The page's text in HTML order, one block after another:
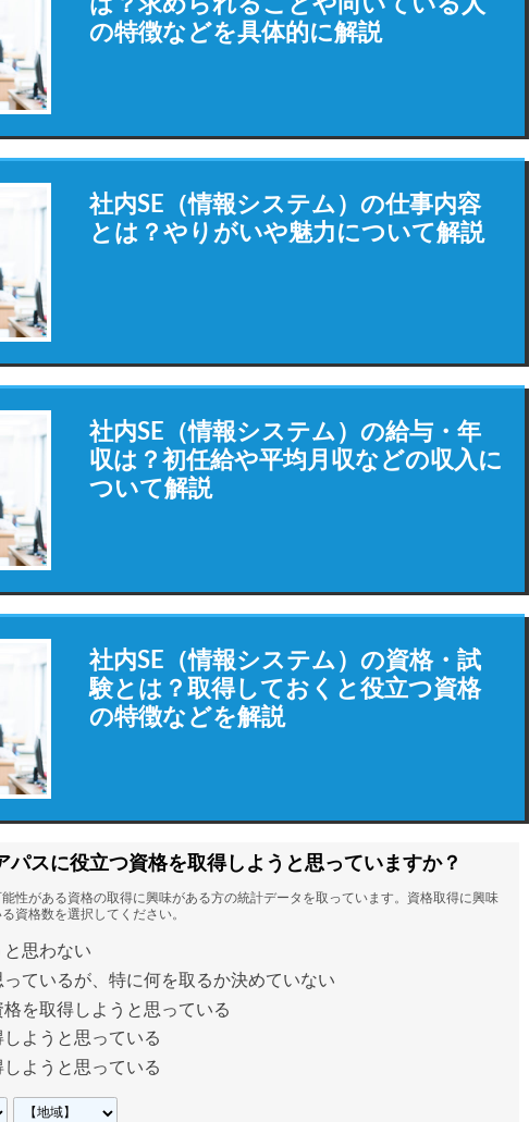
の特徴などを具体的に解説
社内SE（情報システム）の仕事内容
とは？やりがいや魅力について解説
社内SE（情報システム）の給与・年
収は？初任給や平均月収などの収入に
ついて解説
社内SE（情報システム）の資格・試
験とは？取得しておくと役立つ資格
の特徴などを解説
パスに役立つ資格を取得しようと思っていますか？
性がある資格の取得に興味がある方の統計データを取っています。資格取得に興味
資格数を選択してください。
思わない
ているが、特に何を取るか決めていない
を取得しようと思っている
ようと思っている
ようと思っている